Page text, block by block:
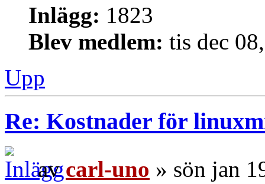
Inlägg: 1823
Blev medlem: tis dec
Upp
Re: Kostnader för
avcarl-uno » sön jan